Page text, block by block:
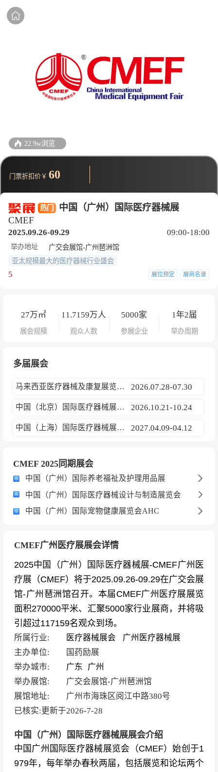
热门
中国（广州）国际医疗器械展
CMEF
2025.09.26-09.29 09:00-18:00
举办地址
广交会展馆-广州琶洲馆
亚太规模最大的医疗器械行业盛会
5 展位预定 展商名录
27万㎡
展会规模
11.7159万人
观众人数
5000家
参展企业
1年2届
举办周期
22.9w浏览
门票折扣价￥ 60
多届展会
马来西亚医疗器械及康复展览会CMEF 2026.07.28-07.30
中国（北京）国际医疗器械展览会 2026.10.21-10.24
中国（上海）国际医疗器械展览会 2027.04.09-04.12
CMEF 2025同期展会
中国（广州）国际养老福祉及护理用品展
中国（广州）国际医疗器械设计与制造展览会
中国（广州）国际宠物健康展览会AHC
CMEF广州医疗展展会详情
2025中国（广州）国际医疗器械展-CMEF广州医
疗展（CMEF）将于2025.09.26-09.29在广交会展
馆-广州琶洲馆召开。本届CMEF广州医疗展展览
面积270000平米、汇聚5000家行业展商，并将吸
引超过117159名观众到场。
所属行业: 医疗器械展会
广州医疗器械展
主办单位:
国药励展
举办城市:
广东
广州
举办展馆:
广交会展馆-广州琶洲馆
展馆地址:
广州市海珠区阅江中路380号
已核实:更新于2026-7-28
中国（广州）国际医疗器械展展会介绍
中国广州国际医疗器械展览会（CMEF）始创于1
979年，每年举办春秋两届，包括展览和论坛两个